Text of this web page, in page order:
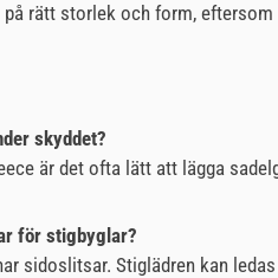
rätt storlek och form,
skyddet?
är det ofta lätt att lägga
för stigbyglar?
sidoslitsar. Stiglädren kan